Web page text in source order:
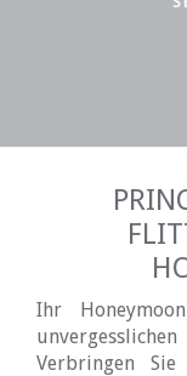
Ihr
Verbringen